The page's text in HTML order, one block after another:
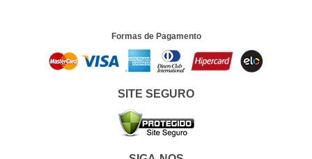
Formas de Pagamento
SITE SEGURO